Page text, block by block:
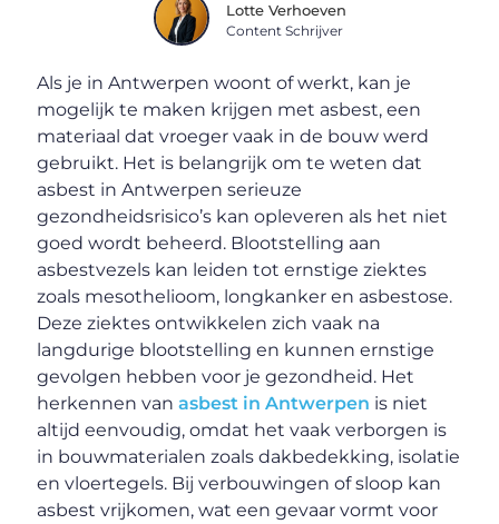
Lotte Verhoeven
Content Schrijver
Als je in Antwerpen woont of werkt, kan je
mogelijk te maken krijgen met asbest, een
materiaal dat vroeger vaak in de bouw werd
gebruikt. Het is belangrijk om te weten dat
asbest in Antwerpen serieuze
gezondheidsrisico’s kan opleveren als het niet
goed wordt beheerd. Blootstelling aan
asbestvezels kan leiden tot ernstige ziektes
zoals mesothelioom, longkanker en asbestose.
Deze ziektes ontwikkelen zich vaak na
langdurige blootstelling en kunnen ernstige
gevolgen hebben voor je gezondheid. Het
herkennen vanasbest in Antwerpen is niet
altijd eenvoudig, omdat het vaak verborgen is
in bouwmaterialen zoals dakbedekking, isolatie
en vloertegels. Bij verbouwingen of sloop kan
asbest vrijkomen, wat een gevaar vormt voor